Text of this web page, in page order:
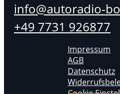
info@autoradio-
+49 7731 926877
Impressum
AGB
Datenschutz